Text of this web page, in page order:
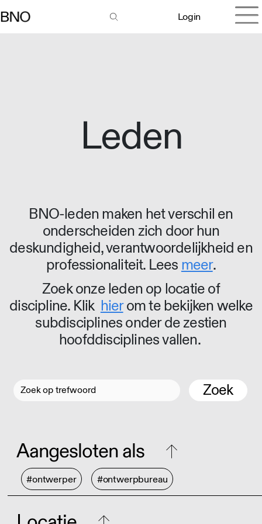
Login
Leden
BNO-leden maken het verschil en
onderscheiden zich door hun
deskundigheid, verantwoordelijkheid en
professionaliteit. Lees meer.
Zoek onze leden op locatie of
discipline. Klik hierom te bekijken welke
subdisciplines onder de zestien
hoofddisciplines vallen.
Zoek
Aangesloten als
#ontwerper #ontwerpbureau